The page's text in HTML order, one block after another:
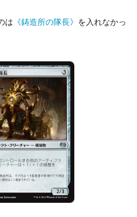
は 《鋳造所の隊長》 を入れなかっ